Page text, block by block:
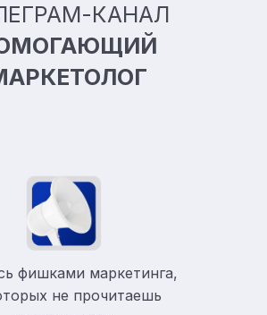
КАНАЛ
фишками маркетинга,
не прочитаешь